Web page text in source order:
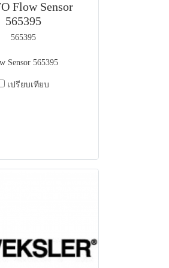
Flow Sensor
565395
565395
Sensor 565395
เปรียบเทียบ